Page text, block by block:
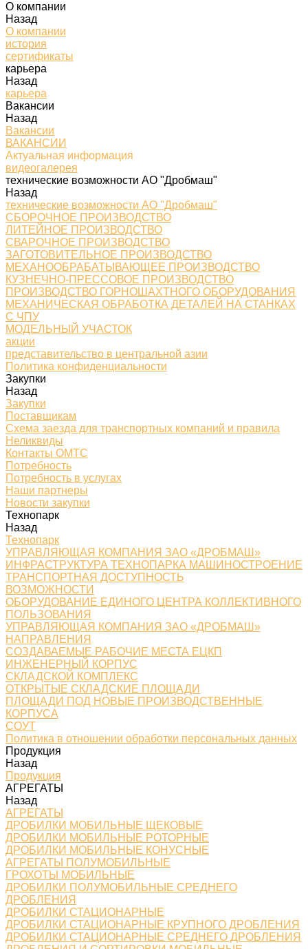
О компании
Назад
О компании
история
сертификаты
карьера
Назад
карьера
Вакансии
Назад
Вакансии
ВАКАНСИИ
Актуальная информация
видеогалерея
технические возможности АО "Дробмаш"
Назад
технические возможности АО "Дробмаш"
СБОРОЧНОЕ ПРОИЗВОДСТВО
ЛИТЕЙНОЕ ПРОИЗВОДСТВО
СВАРОЧНОЕ ПРОИЗВОДСТВО
ЗАГОТОВИТЕЛЬНОЕ ПРОИЗВОДСТВО
МЕХАНООБРАБАТЫВАЮЩЕЕ ПРОИЗВОДСТВО
КУЗНЕЧНО-ПРЕССОВОЕ ПРОИЗВОДСТВО
ПРОИЗВОДСТВО ГОРНОШАХТНОГО ОБОРУДОВАНИЯ
МЕХАНИЧЕСКАЯ ОБРАБОТКА ДЕТАЛЕЙ НА СТАНКАХ
С ЧПУ
МОДЕЛЬНЫЙ УЧАСТОК
акции
представительство в центральной азии
Политика конфиденциальности
Закупки
Назад
Закупки
Поставщикам
Схема заезда для транспортных компаний и правила
Неликвиды
Контакты ОМТС
Потребность
Потребность в услугах
Наши партнеры
Новости закупки
Технопарк
Назад
Технопарк
УПРАВЛЯЮЩАЯ КОМПАНИЯ ЗАО «ДРОБМАШ»
ИНФРАСТРУКТУРА ТЕХНОПАРКА МАШИНОСТРОЕНИЕ
ТРАНСПОРТНАЯ ДОСТУПНОСТЬ
ВОЗМОЖНОСТИ
ОБОРУДОВАНИЕ ЕДИНОГО ЦЕНТРА КОЛЛЕКТИВНОГО
ПОЛЬЗОВАНИЯ
УПРАВЛЯЮЩАЯ КОМПАНИЯ ЗАО «ДРОБМАШ»
НАПРАВЛЕНИЯ
СОЗДАВАЕМЫЕ РАБОЧИЕ МЕСТА ЕЦКП
ИНЖЕНЕРНЫЙ КОРПУС
СКЛАДСКОЙ КОМПЛЕКС
ОТКРЫТЫЕ СКЛАДСКИЕ ПЛОЩАДИ
ПЛОЩАДИ ПОД НОВЫЕ ПРОИЗВОДСТВЕННЫЕ
КОРПУСА
СОУТ
Политика в отношении обработки персональных данных
Продукция
Назад
Продукция
АГРЕГАТЫ
Назад
АГРЕГАТЫ
ДРОБИЛКИ МОБИЛЬНЫЕ ЩЕКОВЫЕ
ДРОБИЛКИ МОБИЛЬНЫЕ РОТОРНЫЕ
ДРОБИЛКИ МОБИЛЬНЫЕ КОНУСНЫЕ
АГРЕГАТЫ ПОЛУМОБИЛЬНЫЕ
ГРОХОТЫ МОБИЛЬНЫЕ
ДРОБИЛКИ ПОЛУМОБИЛЬНЫЕ СРЕДНЕГО
ДРОБЛЕНИЯ
ДРОБИЛКИ СТАЦИОНАРНЫЕ
ДРОБИЛКИ СТАЦИОНАРНЫЕ КРУПНОГО ДРОБЛЕНИЯ
ДРОБИЛКИ СТАЦИОНАРНЫЕ СРЕДНЕГО ДРОБЛЕНИЯ